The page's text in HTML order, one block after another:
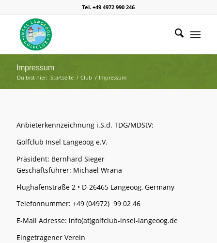
Tel. +49 4972 990 246
Impressum
Du bist hier: Startseite / Club / Impressum
Anbieterkennzeichnung i.S.d. TDG/MDStV:
Golfclub Insel Langeoog e.V.
Präsident: Bernhard Sieger
Geschäftsführer: Michael Wrana
Flughafenstraße 2 • D-26465 Langeoog, Germany
Telefonnummer: +49 (04972) 99 02 46
E-Mail Adresse: info(at)golfclub-insel-langeoog.de
Eingetragener Verein